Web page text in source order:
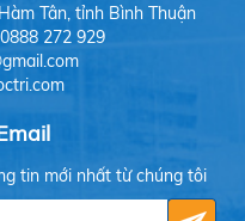
Tân, tỉnh Bình Thuận
272 929
tin mới nhất từ chúng tôi